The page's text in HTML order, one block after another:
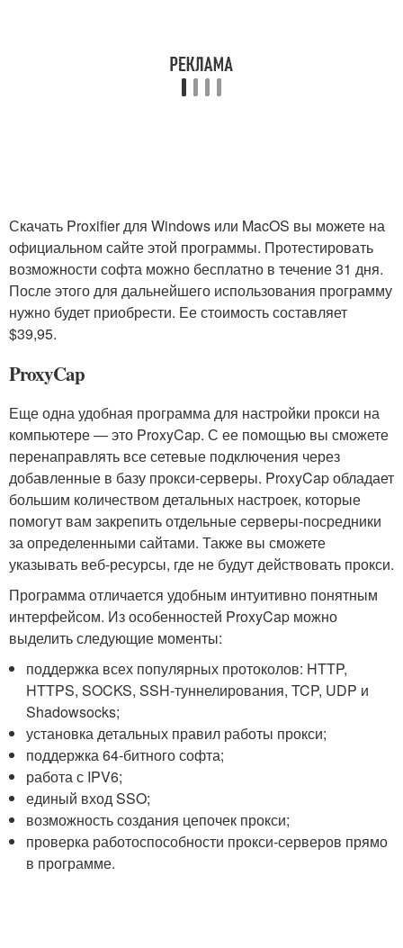
Скачать Proxifier для Windows или MacOS вы можете на
официальном сайте этой программы. Протестировать
возможности софта можно бесплатно в течение 31 дня.
После этого для дальнейшего использования программу
нужно будет приобрести. Ее стоимость составляет
$39,95.
ProxyCap
Еще одна удобная программа для настройки прокси на
компьютере — это ProxyCap. С ее помощью вы сможете
перенаправлять все сетевые подключения через
добавленные в базу прокси-серверы. ProxyCap обладает
большим количеством детальных настроек, которые
помогут вам закрепить отдельные серверы-посредники
за определенными сайтами. Также вы сможете
указывать веб-ресурсы, где не будут действовать прокси.
Программа отличается удобным интуитивно понятным
интерфейсом. Из особенностей ProxyCap можно
выделить следующие моменты:
поддержка всех популярных протоколов: HTTP,
HTTPS, SOCKS, SSH-туннелирования, TCP, UDP и
Shadowsocks;
установка детальных правил работы прокси;
поддержка 64-битного софта;
работа с IPV6;
единый вход SSO;
возможность создания цепочек прокси;
проверка работоспособности прокси-серверов прямо
в программе.